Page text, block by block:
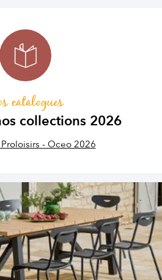
catalogues
collections 2026
- Oceo 2026